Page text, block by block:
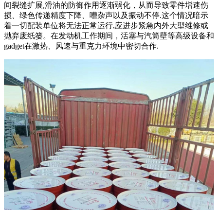
间裂缝扩展,滑油的防御作用逐渐弱化，从而导致零件增速伤
损、绿色传递精度下降、嘈杂声以及振动不停.这个情况暗示
着一切配装单位将无法正常运行,应进步紧急内外大型维修或
抛弃废纸篓。在发动机工作期间，活塞与汽筒壁等高级设备和
gadget在激热、风速与重克力环境中密切合作.